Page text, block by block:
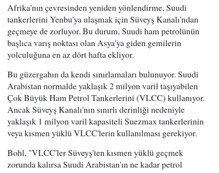
Afrika'nın çevresinden yeniden yönlendirme, Suudi
tankerlerini Yenbu'ya ulaşmak için Süveyş Kanalı'ndan
geçmeye de zorluyor. Bu durum, Suudi ham petrolünün
başlıca varış noktası olan Asya'ya giden gemilerin
yolculuğuna en az dört hafta ekliyor.
Bu güzergahın da kendi sınırlamaları bulunuyor. Suudi
Arabistan normalde yaklaşık 2 milyon varil taşıyabilen
Çok Büyük Ham Petrol Tankerlerini (VLCC) kullanıyor.
Ancak Süveyş Kanalı'nın sınırlı derinliği nedeniyle
yaklaşık 1 milyon varil kapasiteli Suezmax tankerlerinin
veya kısmen yüklü VLCC'lerin kullanılması gerekiyor.
Bohl, "VLCC'ler Süveyş'ten kısmen yüklü geçmek
zorunda kalırsa Suudi Arabistan'ın ne kadar petrol